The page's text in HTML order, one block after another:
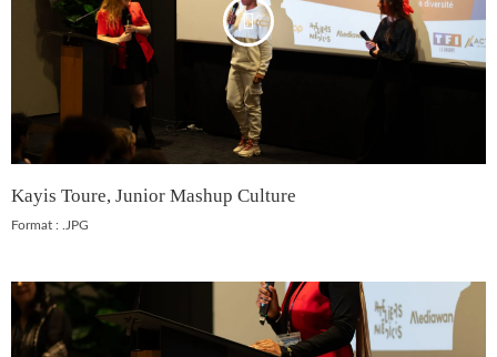
Kayis Toure, Junior Mashup Culture
Format : .JPG